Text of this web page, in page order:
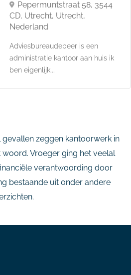
Pepermuntstraat 58, 3544
CD, Utrecht, Utrecht,
Nederland
Adviesbureaudebeer is een
administratie kantoor aan huis ik
ben eigenlijk...
zeggen kantoorwerk in
Vroeger ging het veelal
verantwoording door
bestaande uit onder andere